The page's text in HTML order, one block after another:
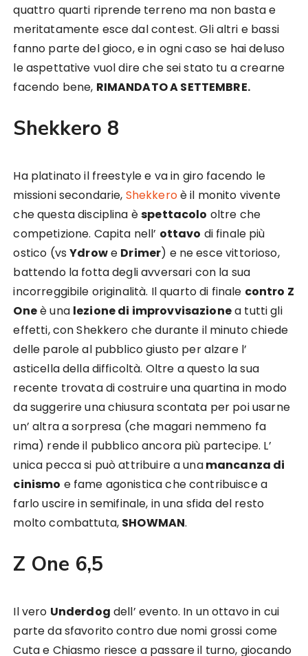
quattro quarti riprende terreno ma non basta e
meritatamente esce dal contest. Gli altri e bassi
fanno parte del gioco, e in ogni caso se hai deluso
le aspettative vuol dire che sei stato tu a crearne
facendo bene, RIMANDATO A SETTEMBRE.
Shekkero 8
Ha platinato il freestyle e va in giro facendo le
missioni secondarie, Shekkeroè il monito vivente
che questa disciplina èspettacolo oltre che
competizione. Capita nell’ ottavo di finale più
ostico (vsYdrowe Drimer) e ne esce vittorioso,
battendo la fotta degli avversari con la sua
incorreggibile originalità. Il quarto di finale contro Z
Oneè una lezione di improvvisazionea tutti gli
effetti, con Shekkero che durante il minuto chiede
delle parole al pubblico giusto per alzare l’
asticella della difficoltà. Oltre a questo la sua
recente trovata di costruire una quartina in modo
da suggerire una chiusura scontata per poi usarne
un’ altra a sorpresa (che magari nemmeno fa
rima) rende il pubblico ancora più partecipe. L’
unica pecca si può attribuire a unamancanza di
cinismo e fame agonistica che contribuisce a
farlo uscire in semifinale, in una sfida del resto
molto combattuta, SHOWMAN.
Z One 6,5
Il vero Underdog dell’ evento. In un ottavo in cui
parte da sfavorito contro due nomi grossi come
Cuta e Chiasmo riesce a passare il turno, giocando